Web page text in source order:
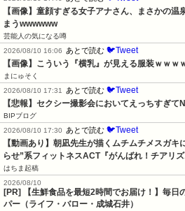
【画像】童顔すぎる女子アナさん、まさかの
まうwwwwww
芸能人の気になる噂
2026/08/10 16:06
あとで読む 🐦Tweet
【画像】こういう『横乳』が見える服装ｗｗｗ
まにゅそく
2026/08/10 17:31
あとで読む 🐦Tweet
【悲報】セクシー撮影会においてえっちすぎ
BIPブログ
2026/08/10 17:30
あとで読む 🐦Tweet
【動画あり】朝凪先生が描くムチムチメスガ
らせ”系フィットネスACT『がんばれ！チアリ
はちま起稿
2026/08/10
[PR] 【生鮮食品を最短2時間でお届け！】毎日
パー（ライフ・バロー・成城石井）